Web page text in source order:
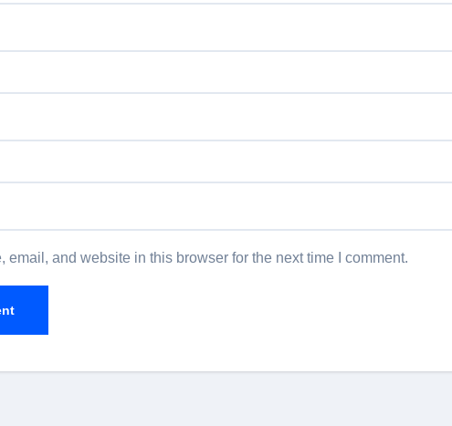
email, and website in this browser for the next time I comment.